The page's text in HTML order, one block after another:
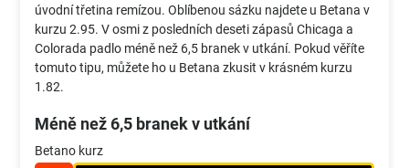
úvodní třetina remízou. Oblíbenou sázku najdete u Betana v
kurzu 2.95. V osmi z posledních deseti zápasů Chicaga a
Colorada padlo méně než 6,5 branek v utkání. Pokud věříte
tomuto tipu, můžete ho u Betana zkusit v krásném kurzu
1.82.
Méně než 6,5 branek v utkání
Betano kurz